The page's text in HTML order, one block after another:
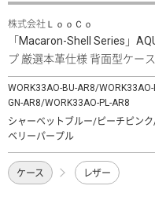
株式会社ＬｏｏＣｏ
「Macaron-Shell Series」
プ 厳選本革仕様 背面型ケース
WORK33AO-BU-AR8/
GN-AR8/WORK33AO-PL-AR8
シャーベットブルー/ピーチピン
ベリーパープル
ケース レザー